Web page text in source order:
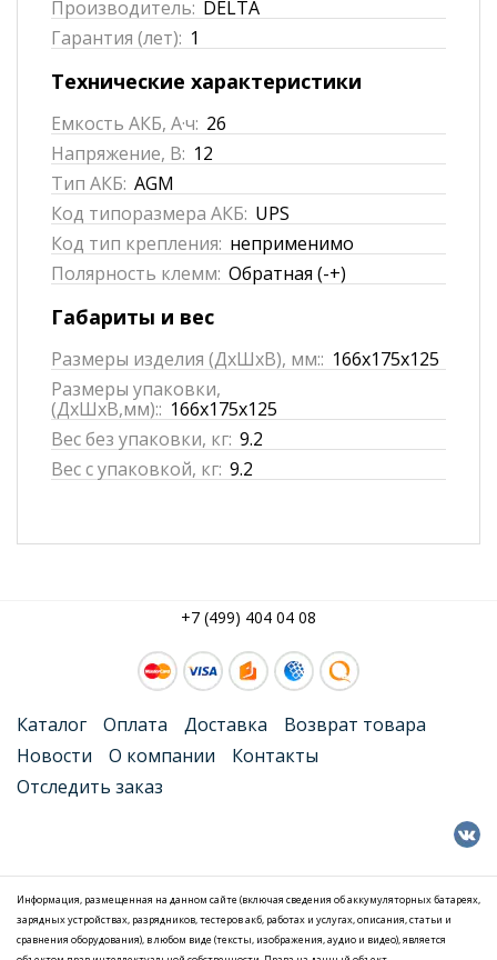
Производитель: DELTA
Гарантия (лет): 1
Технические характеристики
Емкость АКБ, А·ч: 26
Напряжение, В: 12
Тип АКБ: AGM
Код типоразмера АКБ: UPS
Код тип крепления: неприменимо
Полярность клемм: Обратная (-+)
Габариты и вес
Размеры изделия (ДхШхВ), мм:: 166x175x125
Размеры упаковки,
(ДхШхВ,мм):: 166x175x125
Вес без упаковки, кг: 9.2
Вес с упаковкой, кг: 9.2
+7 (499) 404 04 08
Каталог Оплата Доставка
Возврат товара
Новости
О компании
Контакты
Отследить заказ
Информация, размещенная на данном сайте (включая сведения об аккумуляторных батареях,
зарядных устройствах, разрядников, тестеров акб, работах и услугах, описания, статьи и
сравнения оборудования), в любом виде (тексты, изображения, аудио и видео), является